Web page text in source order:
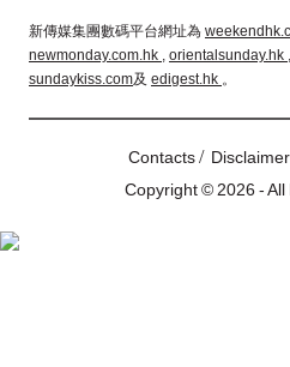
新傳媒集團數碼平台網址為
newmonday.com.hk , orientalsunday.hk ,
sundaykiss.com及 edigest.hk 。
Contacts/ Disclaimer
Copyright © 2026 -